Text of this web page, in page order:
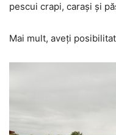
pescui crapi, carași și
Mai mult, aveți